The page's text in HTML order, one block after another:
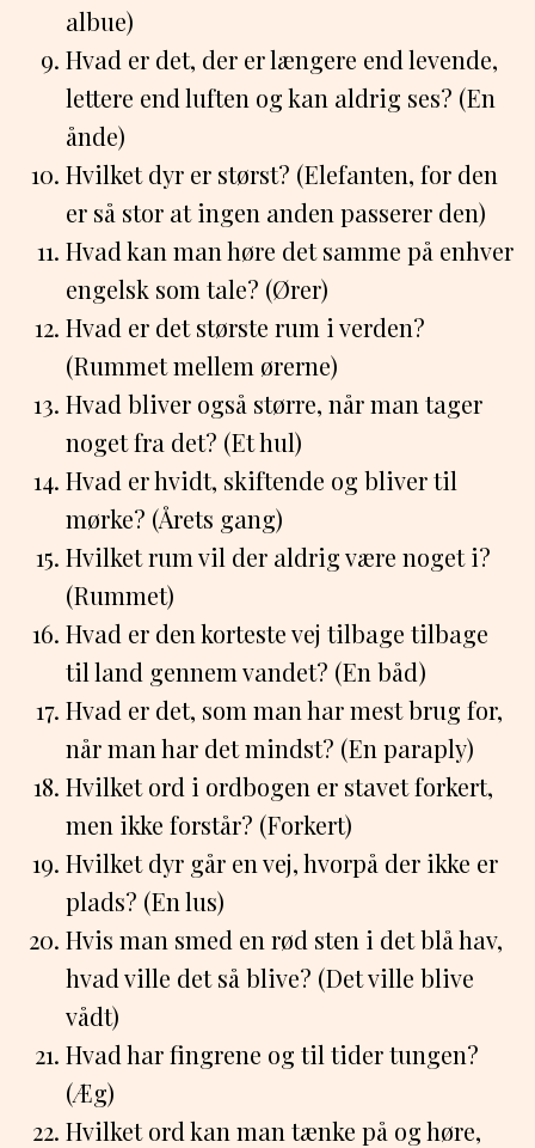
albue)
Hvad er det, der er længere end levende,
lettere end luften og kan aldrig ses? (En
ånde)
Hvilket dyr er størst? (Elefanten, for den
er så stor at ingen anden passerer den)
Hvad kan man høre det samme på enhver
engelsk som tale? (Ører)
Hvad er det største rum i verden?
(Rummet mellem ørerne)
Hvad bliver også større, når man tager
noget fra det? (Et hul)
Hvad er hvidt, skiftende og bliver til
mørke? (Årets gang)
Hvilket rum vil der aldrig være noget i?
(Rummet)
Hvad er den korteste vej tilbage tilbage
til land gennem vandet? (En båd)
Hvad er det, som man har mest brug for,
når man har det mindst? (En paraply)
Hvilket ord i ordbogen er stavet forkert,
men ikke forstår? (Forkert)
Hvilket dyr går en vej, hvorpå der ikke er
plads? (En lus)
Hvis man smed en rød sten i det blå hav,
hvad ville det så blive? (Det ville blive
vådt)
Hvad har fingrene og til tider tungen?
(Æg)
Hvilket ord kan man tænke på og høre,